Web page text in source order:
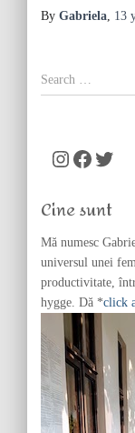
By Gabriela, 13
S
e
o
Instagram Facebook Twitter
Cine sunt
Mă numesc
universul unei
productivitate,
hygge. Dă *click